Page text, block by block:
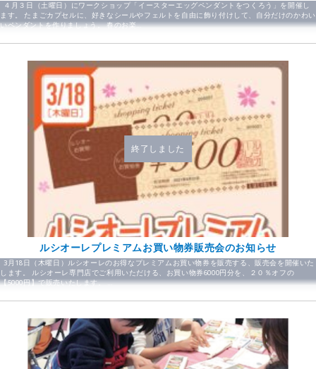
４月３日（土曜日）にワークショップ「イースターエッグペンダントをつくろう」を開催し
ます。 たまごカプセルに、好きなシールやフェルトを自由に飾り付けして、自分だけのかわい
いペンダントを作りましょう。 春のお楽…
終了しました
ルシオーレプレミアムお買い物券販売会のお知らせ
3月18日（木曜日）ルシオーレのお得なプレミアムお買い物券を販売する、販売会を開催いた
します。 ルシオーレ専門店でご利用いただける、お買い物券6000円分を、２０％オフの
【5000円】で販売いたします。 …